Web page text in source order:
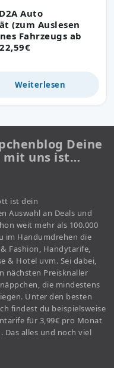
Auto
(zum Auslesen
Fahrzeugs ab
Weiterlesen
Deine
mit uns ist…
ist dein
Auswahl an Deals und
weit mehr als 100.000
im Handumdrehen die
Fashion, Handytarife,
& Hotel uvm. Sei dabei,
nächsten Preisknaller
die mindestens
Unter den besten
findest du beispielsweise
für 3,99€ pro Monat
Das alles und noch viel